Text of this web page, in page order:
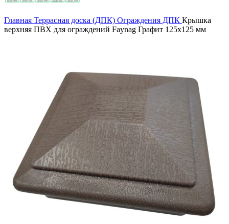
Главная Террасная доска (ДПК) Ограждения ДПК Крышка
верхняя ПВХ для ограждений Faynag Графит 125х125 мм